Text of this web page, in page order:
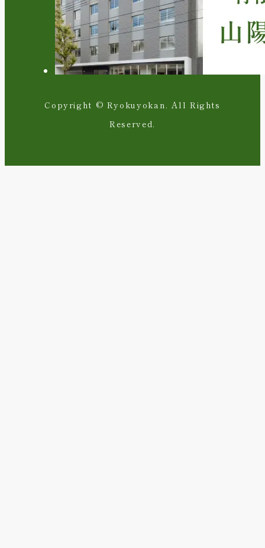
Copyright © Ryokuyokan. All Rights
Reserved.